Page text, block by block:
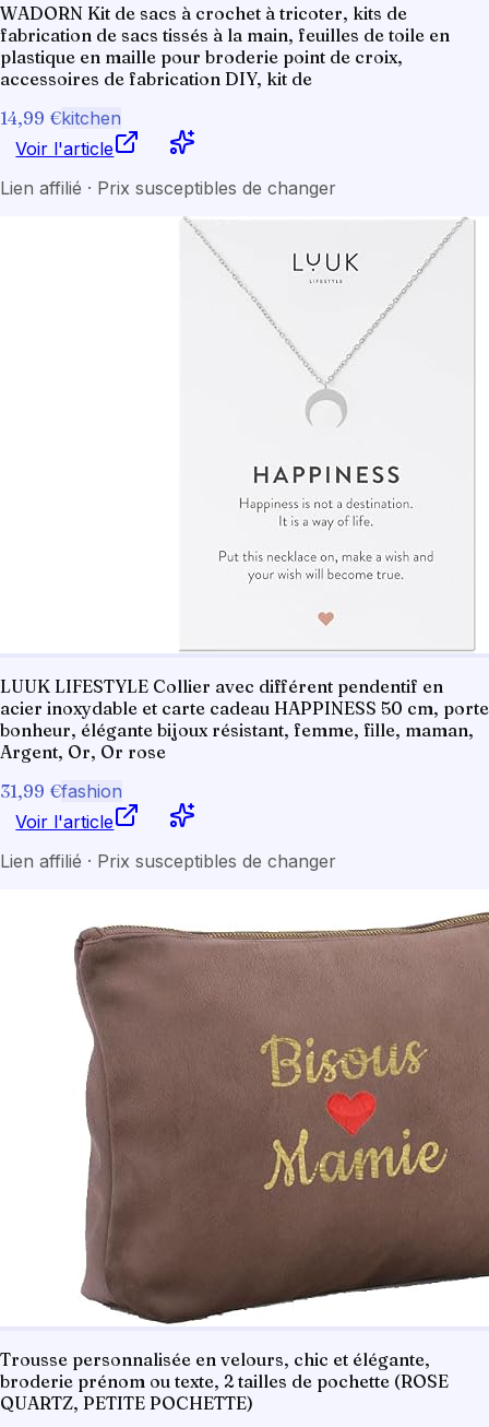
WADORN Kit de sacs à crochet à tricoter, kits de
fabrication de sacs tissés à la main, feuilles de toile en
plastique en maille pour broderie point de croix,
accessoires de fabrication DIY, kit de
14,99 €kitchen
Voir l'article
Lien affilié · Prix susceptibles de changer
LUUK LIFESTYLE Collier avec différent pendentif en
acier inoxydable et carte cadeau HAPPINESS 50 cm, porte
bonheur, élégante bijoux résistant, femme, fille, maman,
Argent, Or, Or rose
31,99 €fashion
Voir l'article
Lien affilié · Prix susceptibles de changer
Trousse personnalisée en velours, chic et élégante,
broderie prénom ou texte, 2 tailles de pochette (ROSE
QUARTZ, PETITE POCHETTE)